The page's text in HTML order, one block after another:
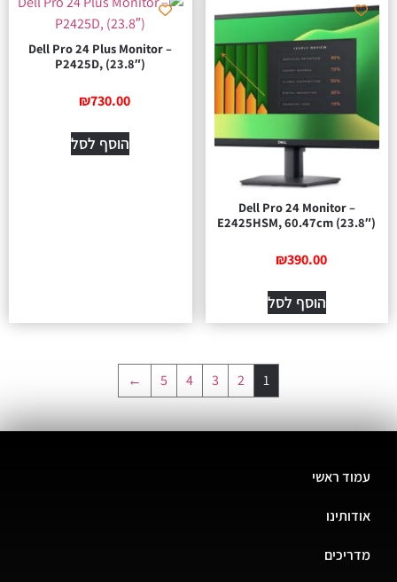
Dell Pro 24 Monitor –
E2425HSM, 60.47cm (23.8″)
₪390.00
הוסף לסל
Dell Pro 24 Plus Monitor –
P2425D, (23.8″)
₪730.00
הוסף לסל
1
2
3
4
5
←
עמוד ראשי
אודותינו
מדריכים